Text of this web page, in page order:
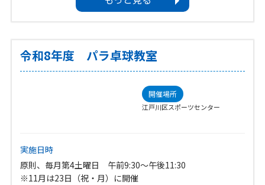
2026年10月24日(土) 09時30分
2026年12月26日(土) 09時30分
2027年01月23日(土) 09時30分
教室（する）
対象
令和8年度 パラ卓球教室
開催場所
江戸川区スポーツセンター
実施日時
原則、毎月第4土曜日 午前9:30～午後11:30
※11月は23日（祝・月）に開催